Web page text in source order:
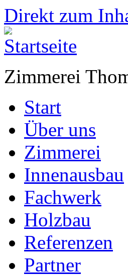
Direkt zum
Zimmerei
Start
Über uns
Zimmerei
Innenausbau
Fachwerk
Holzbau
Referenzen
Partner